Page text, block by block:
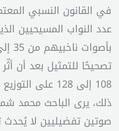
عدد النواب المسيحيين
تصحيحًا للتمثيل بعد أن
108 إلى 128
ذلك، يرى الباحث محمد
صوتين تفضيليين لا